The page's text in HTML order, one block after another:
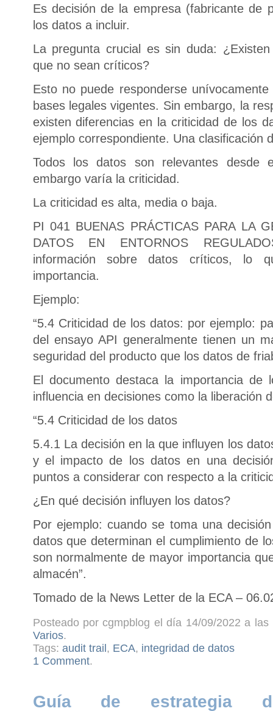
Es decisión de la empresa (fabricante de
los datos a incluir.
La pregunta crucial es sin duda:
que no sean críticos?
Esto no puede responderse
bases legales vigentes. Sin embargo, la
existen diferencias en la criticidad de los
ejemplo correspondiente. Una clasificación
Todos los datos son relevantes desde
embargo varía la criticidad.
La criticidad es alta, media o baja.
PI 041 BUENAS PRÁCTICAS PARA LA
DATOS EN ENTORNOS
información sobre datos críticos, lo
importancia.
Ejemplo:
“5.4 Criticidad de los datos: por ejemplo:
del ensayo API generalmente tienen un
seguridad del producto que los datos de
El documento destaca la importancia
influencia en decisiones como la liberación
“5.4 Criticidad de los datos
5.4.1 La decisión en la que influyen los
y el impacto de los datos en una
puntos a considerar con respecto a la
¿En qué decisión influyen los datos?
Por ejemplo: cuando se toma una
datos que determinan el cumplimiento de
son normalmente de mayor importancia
almacén”.
Tomado de la News Letter de la ECA –
Posteado por cgmpblog el día 14/09/2022 a
Varios.
Tags: audit trail , ECA, integridad de datos
1 Comment.
Guía de estrategia